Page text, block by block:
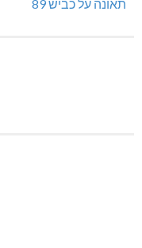
תאונה על כביש 89